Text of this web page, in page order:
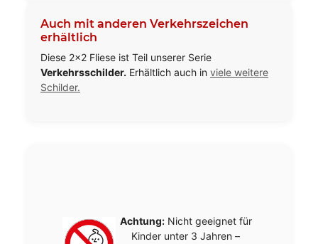
Auch mit anderen Verkehrszeichen
erhältlich
Diese 2×2 Fliese ist Teil unserer Serie
Verkehrsschilder. Erhältlich auch in viele weitere
Schilder.
Achtung:Nicht geeignet für
Kinder unter 3 Jahren –